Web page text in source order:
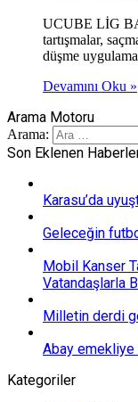
UCUBE LİG
tartışmalar,
düşme
Devamını Oku »
Arama Motoru
Arama:
Son Eklenen
Karasu’da
Geleceğin
Mobil Kanser
Vatandaşlarla
Milletin derdi
Abay emekliye
Kategoriler